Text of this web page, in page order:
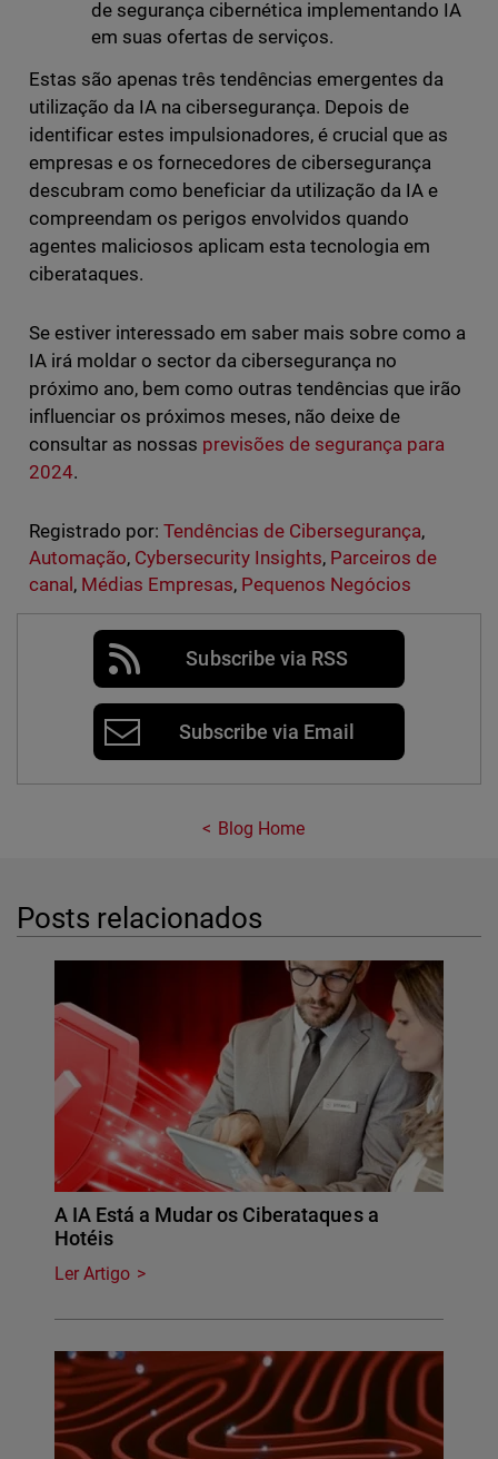
de segurança cibernética implementando IA
em suas ofertas de serviços.
Estas são apenas três tendências emergentes da
utilização da IA na cibersegurança. Depois de
identificar estes impulsionadores, é crucial que as
empresas e os fornecedores de cibersegurança
descubram como beneficiar da utilização da IA e
compreendam os perigos envolvidos quando
agentes maliciosos aplicam esta tecnologia em
ciberataques.
Se estiver interessado em saber mais sobre como a
IA irá moldar o sector da cibersegurança no
próximo ano, bem como outras tendências que irão
influenciar os próximos meses, não deixe de
consultar as nossas previsões de segurança para
2024.
Registrado por: Tendências de Cibersegurança,
Automação, Cybersecurity Insights, Parceiros de
canal , Médias Empresas, Pequenos Negócios
Subscribe via RSS
Subscribe via Email
Blog Home
Posts relacionados
A IA Está a Mudar os Ciberataques a
Hotéis
Ler Artigo